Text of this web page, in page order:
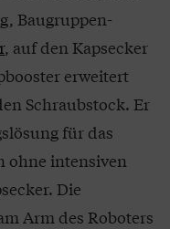
Baugruppen-
, auf den Kapsecker
erweitert
Schraubstock. Er
für das
ohne intensiven
Die
Arm des Roboters